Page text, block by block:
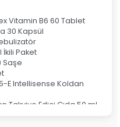
Vitamin B6 60 Tablet
30 Kapsül
Paket
Saşe
E Intellisense Koldan
Takviye Edici Gıda 50 ml